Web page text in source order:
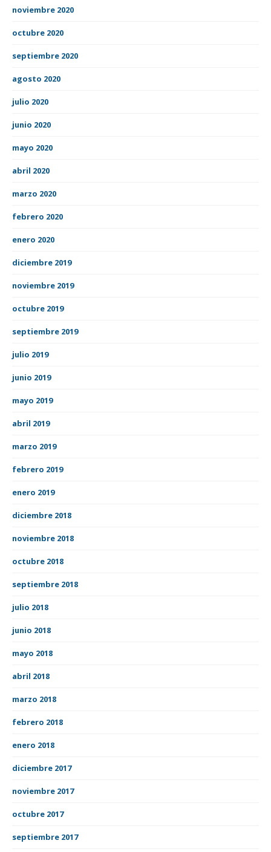
noviembre 2020
octubre 2020
septiembre 2020
agosto 2020
julio 2020
junio 2020
mayo 2020
abril 2020
marzo 2020
febrero 2020
enero 2020
diciembre 2019
noviembre 2019
octubre 2019
septiembre 2019
julio 2019
junio 2019
mayo 2019
abril 2019
marzo 2019
febrero 2019
enero 2019
diciembre 2018
noviembre 2018
octubre 2018
septiembre 2018
julio 2018
junio 2018
mayo 2018
abril 2018
marzo 2018
febrero 2018
enero 2018
diciembre 2017
noviembre 2017
octubre 2017
septiembre 2017